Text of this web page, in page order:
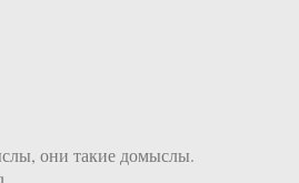
они такие домыслы.